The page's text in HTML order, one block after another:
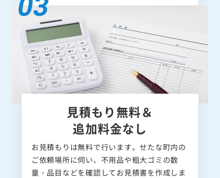
見積もり無料＆
追加料金なし
お見積もりは無料で行います。せたな町内の
ご依頼場所に伺い、不用品や粗大ゴミの数
量・品目などを確認してお見積書を作成しま